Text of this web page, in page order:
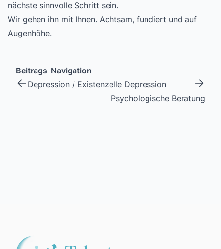
nächste sinnvolle Schritt sein.
Wir gehen ihn mit Ihnen. Achtsam, fundiert und auf
Augenhöhe.
Beitrags-Navigation
Depression / Existenzelle Depression
Psychologische Beratung